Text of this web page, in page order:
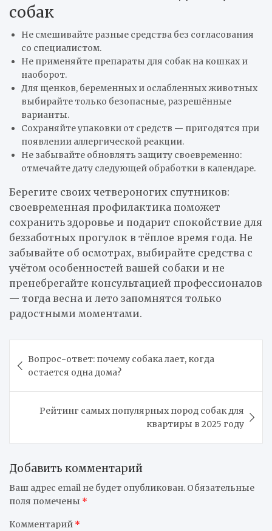
собак
Не смешивайте разные средства без согласования
со специалистом.
Не применяйте препараты для собак на кошках и
наоборот.
Для щенков, беременных и ослабленных животных
выбирайте только безопасные, разрешённые
варианты.
Сохраняйте упаковки от средств — пригодятся при
появлении аллергической реакции.
Не забывайте обновлять защиту своевременно:
отмечайте дату следующей обработки в календаре.
Берегите своих четвероногих спутников:
своевременная профилактика поможет
сохранить здоровье и подарит спокойствие для
беззаботных прогулок в тёплое время года. Не
забывайте об осмотрах, выбирайте средства с
учётом особенностей вашей собаки и не
пренебрегайте консультацией профессионалов
— тогда весна и лето запомнятся только
радостными моментами.
по
записям
Вопрос-ответ: почему собака лает, когда
остается одна дома?
Рейтинг самых популярных пород собак для
квартиры в 2025 году
Добавить комментарий
Ваш адрес email не будет опубликован. Обязательные
поля помечены *
Комментарий *